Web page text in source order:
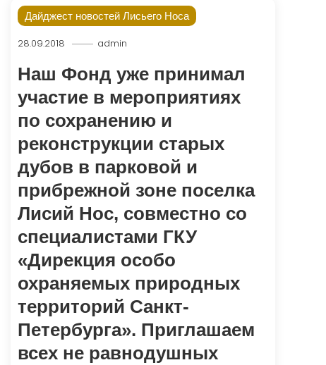
Дайджест новостей Лисьего Носа
28.09.2018 admin
Наш Фонд уже принимал
участие в мероприятиях
по сохранению и
реконструкции старых
дубов в парковой и
прибрежной зоне поселка
Лисий Нос, совместно со
специалистами ГКУ
«Дирекция особо
охраняемых природных
территорий Санкт-
Петербурга». Приглашаем
всех не равнодушных